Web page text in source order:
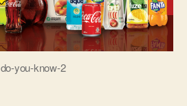
do-you-know-2